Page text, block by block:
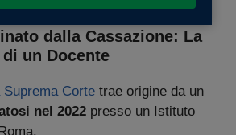
dalla Cassazione: La
un Docente
Corte trae origine da un
nel 2022 presso un Istituto